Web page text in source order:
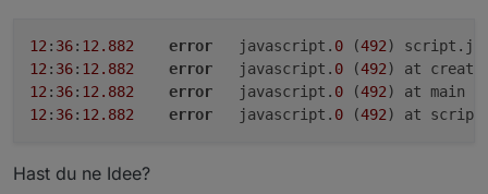
Auswahl über DPshowAllCounties
ausgewählte BL mit allen Kreisen/Städten werden
markiert
Wählen über Variable
myBL
eigene Kreise/Städte/Bundesländer werden
Sortierung nach allen Spalten möglich
12 : 36: 12.882 error
	javascript.
0 (492)
12 : 36: 12.882 error
	javascript.
0 (492) at
12 : 36: 12.882 error
	javascript.
0 (492) at main
12 : 36: 12.882 error
	javascript.
0 (492) at
Hast du ne Idee?